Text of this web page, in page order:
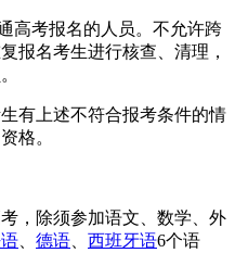
高考报名的人员。不允许跨
报名考生进行核查、清理，
有上述不符合报考条件的情
格。
，除须参加语文、数学、外
德语 西班牙语6个语